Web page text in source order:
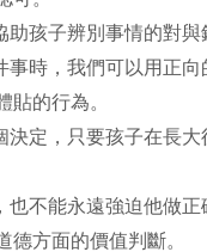
孩子辨別事情的對與
時，我們可以用正
貼的行為。
定，只要孩子在長大
不能永遠強迫他做正
德方面的價值判斷。